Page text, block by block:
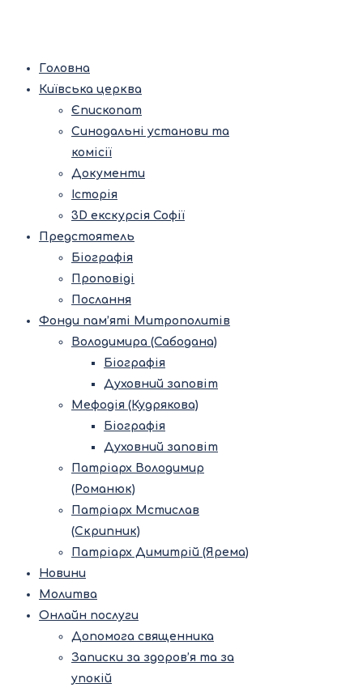
Головна
Київська церква
Єпископат
Синодальні установи та
комісії
Документи
Історія
3D екскурсія Софії
Предстоятель
Біографія
Проповіді
Послання
Фонди пам’яті Митрополитів
Володимира (Сабодана)
Біографія
Духовний заповіт
Мефодія (Кудрякова)
Біографія
Духовний заповіт
Патріарх Володимир
(Романюк)
Патріарх Мстислав
(Скрипник)
Патріарх Димитрій (Ярема)
Новини
Молитва
Онлайн послуги
Допомога священника
Записки за здоров’я та за
упокій